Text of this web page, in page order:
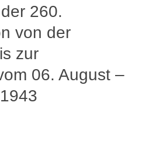
260.
von der
zur
06. August –